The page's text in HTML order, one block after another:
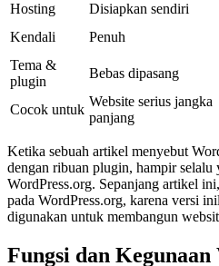
Hosting
Disiapkan sendiri
Kendali
Penuh
Tema &
plugin
Bebas dipasang
Cocok untuk
Website serius jangka
panjang
Ketika sebuah artikel menyebut
dengan ribuan plugin, hampir selalu
WordPress.org. Sepanjang artikel
pada WordPress.org, karena versi
digunakan untuk membangun
Fungsi dan Kegunaan